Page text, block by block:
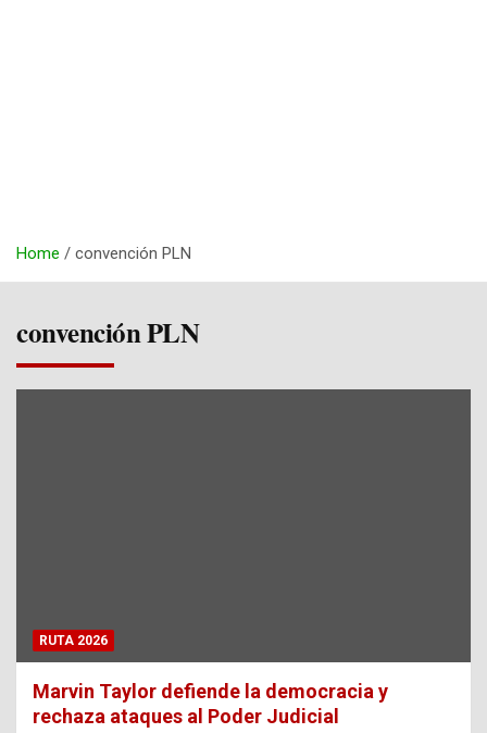
Home convención PLN
convención PLN
RUTA 2026
Marvin Taylor defiende la democracia y
rechaza ataques al Poder Judicial